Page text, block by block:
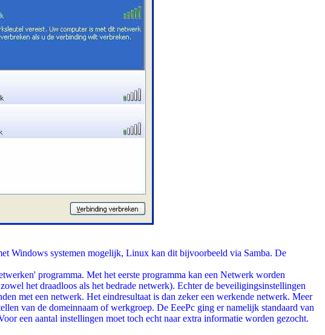
Windows systemen mogelijk, Linux kan dit bijvoorbeeld via Samba. De
programma. Met het eerste programma kan een Netwerk worden
het draadloos als het bedrade netwerk). Echter de beveiligingsinstellingen
met een netwerk. Het eindresultaat is dan zeker een werkende netwerk. Meer
van de domeinnaam of werkgroep. De EeePc ging er namelijk standaard van
een aantal instellingen moet toch echt naar extra informatie worden gezocht.